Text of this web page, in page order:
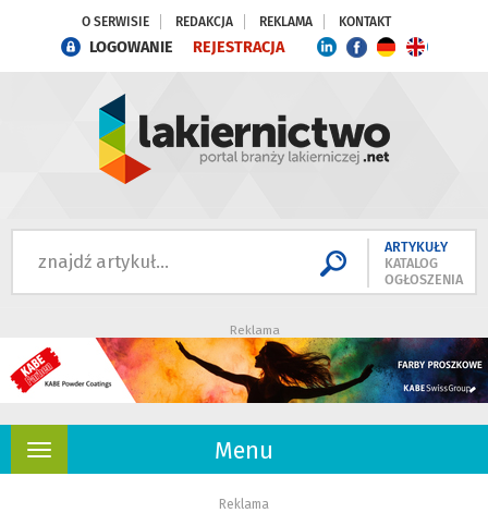
O SERWISIE REDAKCJA REKLAMA KONTAKT
LOGOWANIE REJESTRACJA
ARTYKUŁY
KATALOG
OGŁOSZENIA
Reklama
Menu
Rozwiń
Reklama